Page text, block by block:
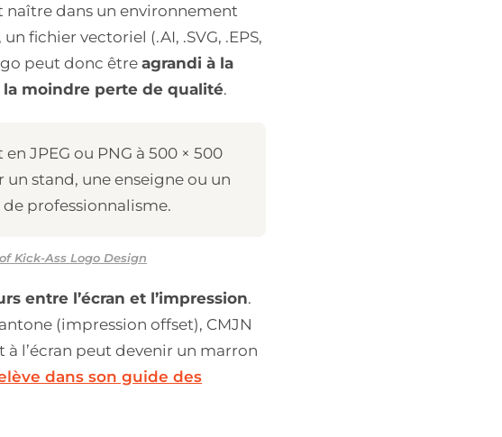
dans un environnement
fichier vectoriel (.AI, .SVG, .EPS,
peut donc êtreagrandi à la
moindre perte de qualité.
JPEG ou PNG à 500 × 500
stand, une enseigne ou un
professionnalisme.
Kick-Ass Logo Design
entre l’écran et l’impression.
(impression offset), CMJN
l’écran peut devenir un marron
dans son guide des